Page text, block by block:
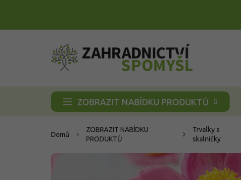
ZOBRAZIT NABÍDKU PRODUKTŮ
Domů
ZOBRAZIT NABÍDKU
PRODUKTŮ
Trvalky a
skalničky